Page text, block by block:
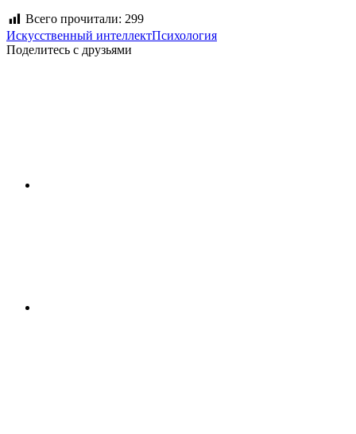
Всего прочитали: 299
Искусственный интеллектПсихология
Поделитесь с друзьями